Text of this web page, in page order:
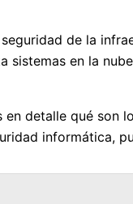
de la
sistemas en la
en detalle qué son
informática,